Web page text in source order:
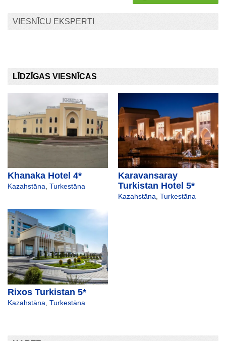
VIESNĪCU EKSPERTI
LĪDZĪGAS VIESNĪCAS
Khanaka Hotel 4*
Kazahstāna, Turkestāna
Karavansaray
Turkistan Hotel 5*
Kazahstāna, Turkestāna
Rixos Turkistan 5*
Kazahstāna Turkestāna